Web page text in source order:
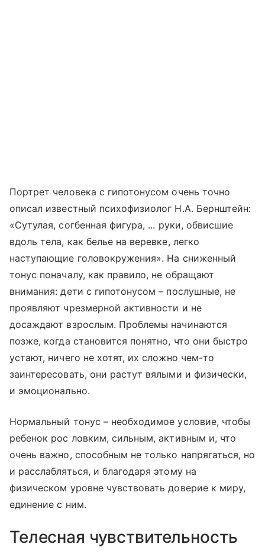
Портрет человека с гипотонусом очень точно
описал известный психофизиолог Н.А. Бернштейн:
«Сутулая, согбенная фигура, ... руки, обвисшие
вдоль тела, как белье на веревке, легко
наступающие головокружения». На сниженный
тонус поначалу, как правило, не обращают
внимания: дети с гипотонусом – послушные, не
проявляют чрезмерной активности и не
досаждают взрослым. Проблемы начинаются
позже, когда становится понятно, что они быстро
устают, ничего не хотят, их сложно чем-то
заинтересовать, они растут вялыми и физически,
и эмоционально.
Нормальный тонус – необходимое условие, чтобы
ребенок рос ловким, сильным, активным и, что
очень важно, способным не только напрягаться, но
и расслабляться, и благодаря этому на
физическом уровне чувствовать доверие к миру,
единение с ним.
Телесная чувствительность